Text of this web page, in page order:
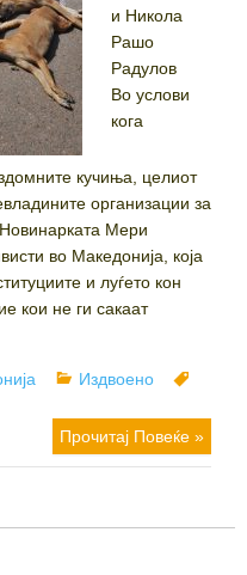
и Никола
Рашо
Радулов
Во услови
кога
кучиња, целиот
организации за
Мери
во Македонија, која
и луѓето кон
кои не ги сакаат
Categories
Издвоено
Прочитај Повеќе »